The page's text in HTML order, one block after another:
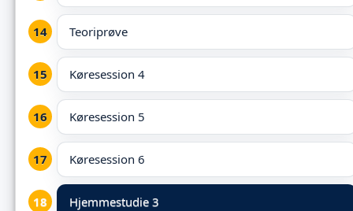
Teoriprøve
Køresession 4
Køresession 5
Køresession 6
Hjemmestudie 3